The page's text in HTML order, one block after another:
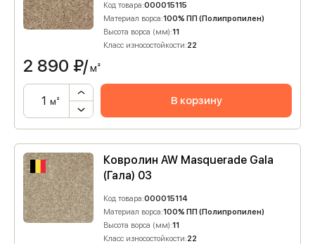
Код товара:000015115
Материал ворса:100% ПП (Полипропилен)
Высота ворса (мм):11
Класс износостойкости:22
2 890 ₽/м²
м² В корзину
Ковролин AW Masquerade Gala
(Гала) 03
Код товара:000015114
Материал ворса:100% ПП (Полипропилен)
Высота ворса (мм):11
Класс износостойкости:22